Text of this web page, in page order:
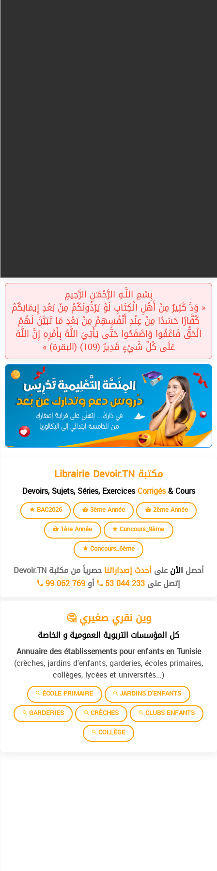
بِسْمِ اللَّـهِ الرَّحْمَـٰنِ الرَّحِيمِ
« وَدَّ كَثِيرٌ مِنْ أَهْلِ الْكِتَابِ لَوْ يَرُدُّونَكُمْ مِنْ بَعْدِ إِيمَانِكُمْ
كُفَّارًا حَسَدًا مِنْ عِنْدِ أَنْفُسِهِمْ مِنْ بَعْدِ مَا تَبَيَّنَ لَهُمُ
الْحَقُّ فَاعْفُوا وَاصْفَحُوا حَتَّى يَأْتِيَ اللَّهُ بِأَمْرِهِ إِنَّ اللَّهَ
عَلَى كُلِّ شَيْءٍ قَدِيرٌ (109) (البقرة) »
Librairie Devoir.TN مكتبة
Devoirs, Sujets, Séries, ExercicesCorrigés& Cours
BAC2026 3ème Année
2ème Année
1ère Année
Concours_9ème
Concours_6ème
أحصل الأنعلىأحدث إصداراتناحصرياً من مكتبة Devoir.TN
إتصل على53 044 233 أو99 062 769
🤔 وين نقري صغيري
كل المؤسسات التربوية العمومية و الخاصة
Annuaire des établissements pour enfants en Tunisie
(crèches, jardins d'enfants, garderies, écoles primaires,
collèges, lycées et universités...)
ÉCOLE PRIMAIRE
JARDINS D'ENFANTS
GARDERIES
CRÈCHES
CLUBS ENFANTS
COLLÈGE